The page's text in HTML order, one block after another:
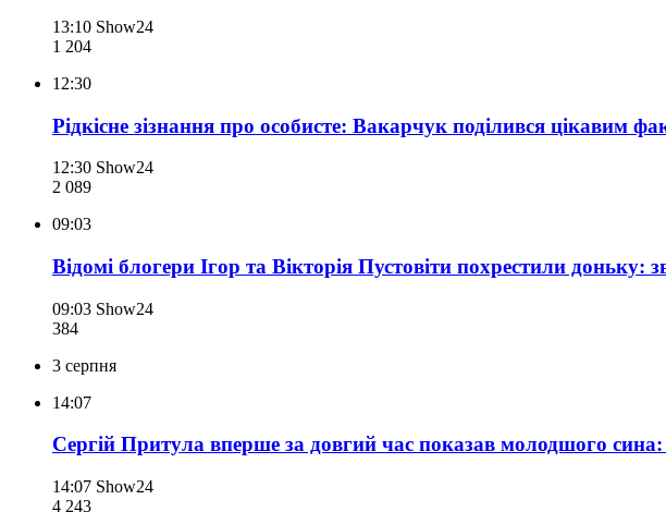
13:10 Show24
1 204
12:30
Рідкісне зізнання про особисте: Вакарчук поділився цікавим
12:30 Show24
2 089
09:03
Відомі блогери Ігор та Вікторія Пустовіти похрестили доньку:
09:03 Show24
384
3 серпня
14:07
Сергій Притула вперше за довгий час показав молодшого
14:07 Show24
4 243